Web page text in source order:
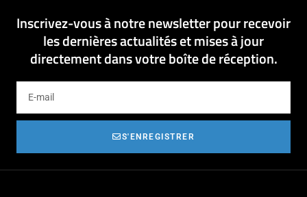
Inscrivez-vous à notre newsletter pour recevoir
les dernières actualités et mises à jour
directement dans votre boîte de réception.
S'ENREGISTRER